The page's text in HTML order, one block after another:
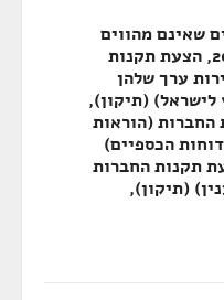
שאינם מהווים
זיקה) (תיקון), התשפ"ה-2025, הצעת תקנות
ערך שלהן
(תיקון),
תקנות החברות (הוראות
הכספיים)
2025, הצעת תקנות החברות
(תיקון),